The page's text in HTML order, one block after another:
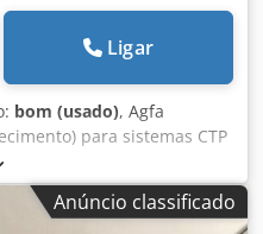
Ligar
bom (usado), Agfa
para sistemas CTP
Dedpfedtr A Tex Afljkr
Anúncio classificado